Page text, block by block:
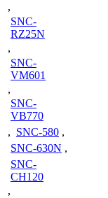
,
SNC-
RZ25N
,
SNC-
VM601
,
SNC-
VB770
, SNC-580 ,
SNC-630N ,
SNC-
CH120
,